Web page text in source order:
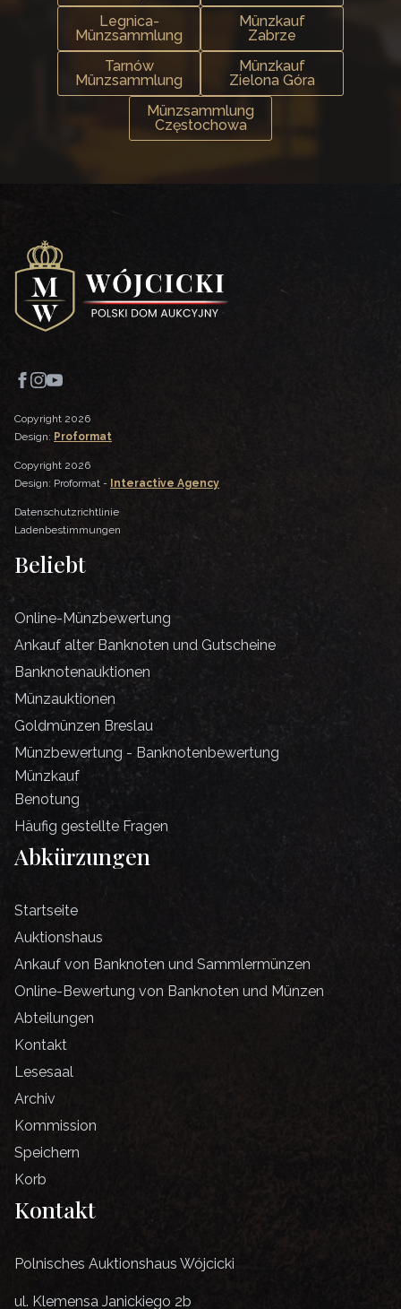
Legnica-
Münzsammlung
Münzkauf
Zabrze
Tarnów
Münzsammlung
Münzkauf
Zielona Góra
Münzsammlung
Częstochowa
Copyright 2026
Design: Proformat
Copyright 2026
Design: Proformat - Interactive Agency
Datenschutzrichtlinie
Ladenbestimmungen
Beliebt
Online-Münzbewertung
Ankauf alter Banknoten und Gutscheine
Banknotenauktionen
Münzauktionen
Goldmünzen Breslau
Münzbewertung - Banknotenbewertung
Münzkauf
Benotung
Häufig gestellte Fragen
Abkürzungen
Startseite
Auktionshaus
Ankauf von Banknoten und Sammlermünzen
Online-Bewertung von Banknoten und Münzen
Abteilungen
Kontakt
Lesesaal
Archiv
Kommission
Speichern
Korb
Kontakt
Polnisches Auktionshaus Wójcicki
ul. Klemensa Janickiego 2b